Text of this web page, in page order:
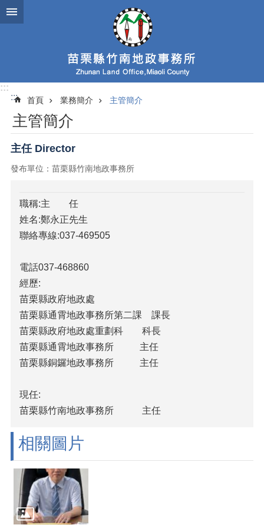
跳到主要內容區塊
:::
:::
首頁 業務簡介 主管簡介
主管簡介
主任 Director
發布單位：苗栗縣竹南地政事務所
職稱:主 任
姓名:鄭永正先生
聯絡專線:037-469505
電話037-468860
經歷:
苗栗縣政府地政處
苗栗縣通霄地政事務所第二課 課長
苗栗縣政府地政處重劃科 科長
苗栗縣通霄地政事務所 主任
苗栗縣銅鑼地政事務所 主任
現任:
苗栗縣竹南地政事務所 主任
相關圖片